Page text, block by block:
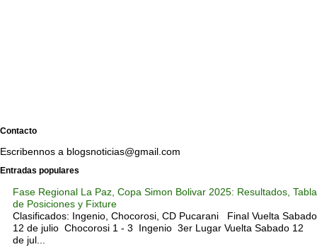
Contacto
Escribennos a blogsnoticias@gmail.com
Entradas populares
Fase Regional La Paz, Copa Simon Bolivar 2025: Resultados, Tabla
de Posiciones y Fixture
Clasificados: Ingenio, Chocorosi, CD Pucarani Final Vuelta Sabado
12 de julio Chocorosi 1 - 3 Ingenio 3er Lugar Vuelta Sabado 12
de jul...